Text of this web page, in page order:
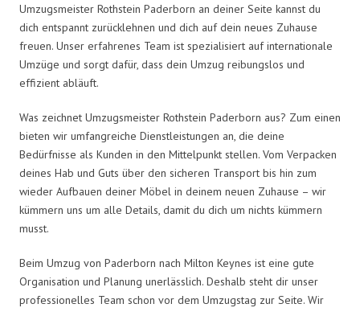
Umzugsmeister Rothstein Paderborn an deiner Seite kannst du
dich entspannt zurücklehnen und dich auf dein neues Zuhause
freuen. Unser erfahrenes Team ist spezialisiert auf internationale
Umzüge und sorgt dafür, dass dein Umzug reibungslos und
effizient abläuft.
Was zeichnet Umzugsmeister Rothstein Paderborn aus? Zum einen
bieten wir umfangreiche Dienstleistungen an, die deine
Bedürfnisse als Kunden in den Mittelpunkt stellen. Vom Verpacken
deines Hab und Guts über den sicheren Transport bis hin zum
wieder Aufbauen deiner Möbel in deinem neuen Zuhause – wir
kümmern uns um alle Details, damit du dich um nichts kümmern
musst.
Beim Umzug von Paderborn nach Milton Keynes ist eine gute
Organisation und Planung unerlässlich. Deshalb steht dir unser
professionelles Team schon vor dem Umzugstag zur Seite. Wir